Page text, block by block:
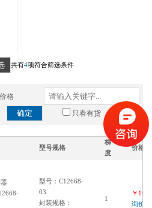
共有4项符合筛选条件
价格
确定 只看有货
型号规格
梯
度
价格
型号：C12668-
03
封装规格：
1
￥
询价